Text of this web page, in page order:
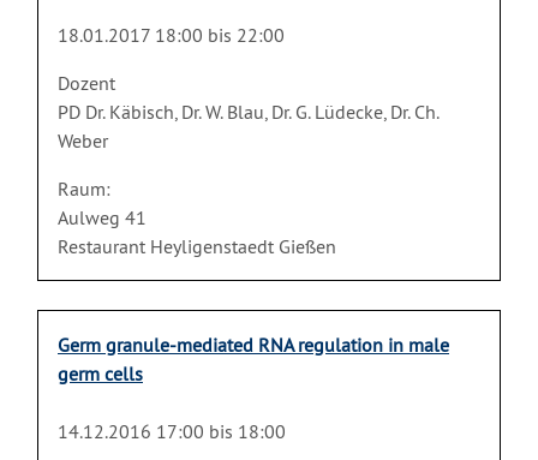
18.01.2017 18:00 bis 22:00
Dozent
PD Dr. Käbisch, Dr. W. Blau, Dr. G. Lüdecke, Dr. Ch.
Weber
Raum:
Aulweg 41
Restaurant Heyligenstaedt Gießen
Germ granule-mediated RNA regulation in male
germ cells
14.12.2016 17:00 bis 18:00